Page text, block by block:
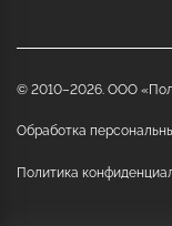
© 2010–2026. ООО
Обработка
Политика